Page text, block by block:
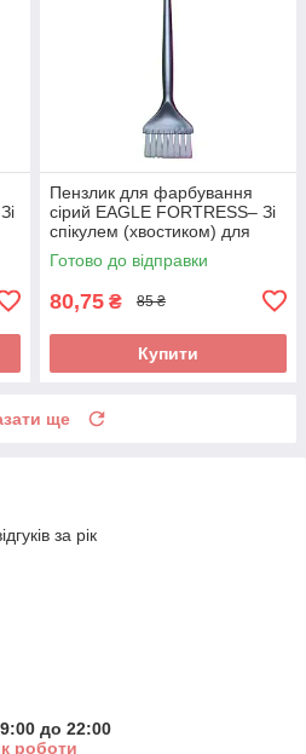
Пензлик для фарбування
сірий EAGLE FORTRESS– Зі
спікулем (хвостиком) для
точного поділу пасм. Арт
JPP048M-1
Готово до відправки
80,75 ₴ 85 ₴
Купити
ще
за рік
до 22:00
роботи